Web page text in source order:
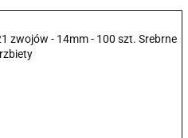
zwojów - 14mm - 100 szt. Srebrne